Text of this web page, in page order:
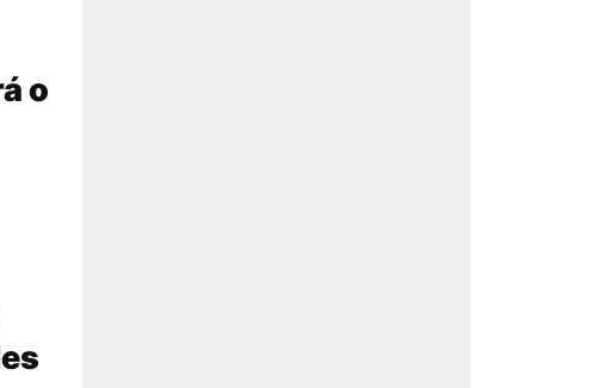
o